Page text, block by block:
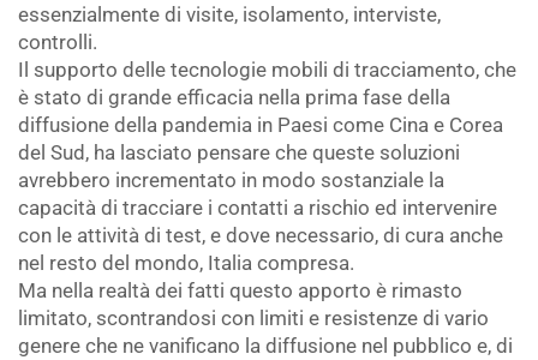
essenzialmente di visite, isolamento, interviste,
controlli.
Il supporto delle tecnologie mobili di tracciamento, che
è stato di grande efficacia nella prima fase della
diffusione della pandemia in Paesi come Cina e Corea
del Sud, ha lasciato pensare che queste soluzioni
avrebbero incrementato in modo sostanziale la
capacità di tracciare i contatti a rischio ed intervenire
con le attività di test, e dove necessario, di cura anche
nel resto del mondo, Italia compresa.
Ma nella realtà dei fatti questo apporto è rimasto
limitato, scontrandosi con limiti e resistenze di vario
genere che ne vanificano la diffusione nel pubblico e, di